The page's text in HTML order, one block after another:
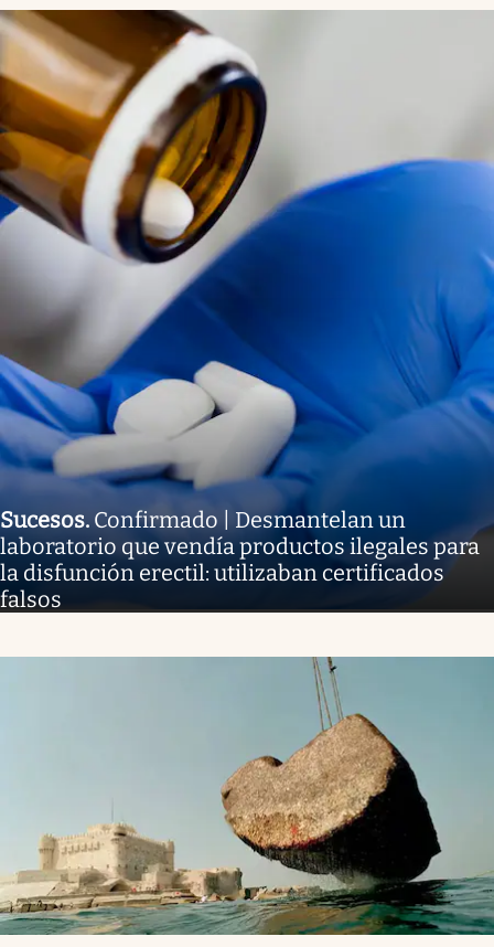
Sucesos. Confirmado | Desmantelan un
laboratorio que vendía productos ilegales para
la disfunción erectil: utilizaban certificados
falsos